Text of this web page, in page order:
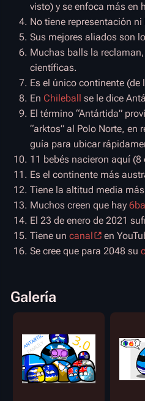
visto) y se enfoca más en
No tiene representación
Sus mejores aliados son
Muchas balls la
científicas.
Es el único continente
En Chileball se le dice
El término “Antártida”
“arktos” al Polo Norte, en
guía para ubicar
11 bebés nacieron aquí (8
Es el continente más
Tiene la altitud media
Muchos creen que hay
El 23 de enero de 2021
Tiene un canal
en
Se cree que para 2048 su
Galería